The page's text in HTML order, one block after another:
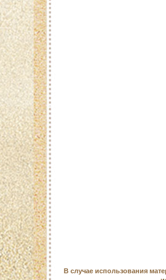
В случае использования